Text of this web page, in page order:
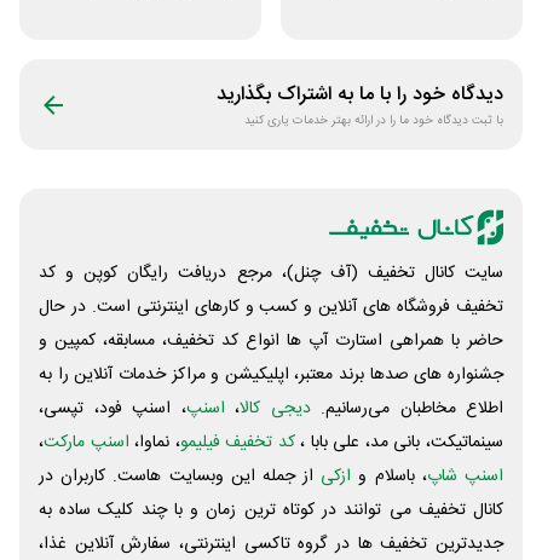
دیدگاه خود را با ما به اشتراک بگذارید
با ثبت دیدگاه خود ما را در ارائه بهتر خدمات یاری کنید
سایت کانال تخفیف (آف چنل)، مرجع دریافت رایگان کوپن و کد
تخفیف فروشگاه های آنلاین و کسب و‌ کارهای اینترنتی است. در حال
حاضر با همراهی استارت آپ ها انواع کد تخفیف، مسابقه، کمپین و
جشنواره های صدها برند معتبر، اپلیکیشن و مراکز خدمات آنلاین را به
اطلاع مخاطبان می‌رسانیم. دیجی کالا، اسنپ، اسنپ فود، تپسی،
سینماتیکت، بانی مد، علی‌ بابا ،کد تخفیف فیلیمو، نماوا، اسنپ مارکت،
اسنپ شاپ، باسلام و ازکی از جمله این وبسایت ‌هاست. کاربران در
کانال تخفیف می توانند در کوتاه ترین زمان و با چند کلیک ساده به
جدیدترین تخفیف ها در گروه تاکسی اینترنتی، سفارش آنلاین غذا،